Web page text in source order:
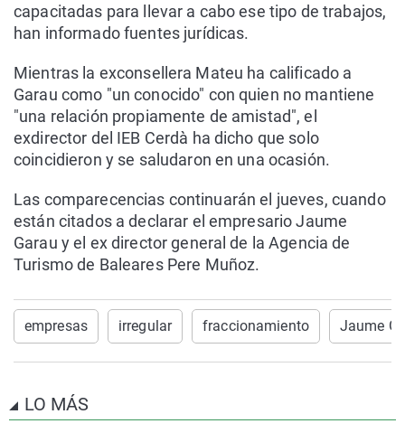
capacitadas para llevar a cabo ese tipo de trabajos,
han informado fuentes jurídicas.
Mientras la exconsellera Mateu ha calificado a
Garau como "un conocido" con quien no mantiene
"una relación propiamente de amistad", el
exdirector del IEB Cerdà ha dicho que solo
coincidieron y se saludaron en una ocasión.
Las comparecencias continuarán el jueves, cuando
están citados a declarar el empresario Jaume
Garau y el ex director general de la Agencia de
Turismo de Baleares Pere Muñoz.
empresas irregular fraccionamiento Jaume
LO MÁS